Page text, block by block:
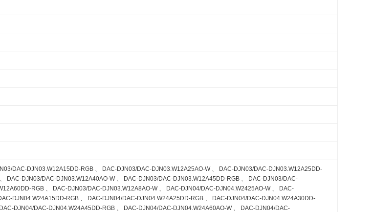
DAC-DJN03.W12A15DD-RGB 、 DAC-DJN03/DAC-DJN03.W12A25AO-W 、 DAC-DJN03/DAC-DJN03.W12A25DD-
DAC-DJN03/DAC-DJN03.W12A40AO-W 、 DAC-DJN03/DAC-DJN03.W12A45DD-RGB 、 DAC-DJN03/DAC-
RGB 、 DAC-DJN03/DAC-DJN03.W12A8AO-W 、 DAC-DJN04/DAC-DJN04.W2425AO-W 、 DAC-
DJN04.W24A15DD-RGB 、 DAC-DJN04/DAC-DJN04.W24A25DD-RGB 、 DAC-DJN04/DAC-DJN04.W24A30DD-
DJN04/DAC-DJN04.W24A45DD-RGB 、 DAC-DJN04/DAC-DJN04.W24A60AO-W 、 DAC-DJN04/DAC-